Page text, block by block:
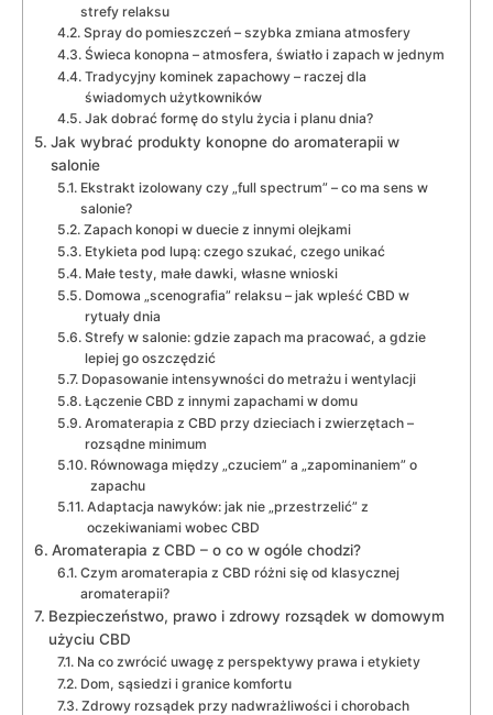
strefy relaksu
Spray do pomieszczeń – szybka zmiana atmosfery
Świeca konopna – atmosfera, światło i zapach w jednym
Tradycyjny kominek zapachowy – raczej dla
świadomych użytkowników
Jak dobrać formę do stylu życia i planu dnia?
Jak wybrać produkty konopne do aromaterapii w
salonie
Ekstrakt izolowany czy „full spectrum” – co ma sens w
salonie?
Zapach konopi w duecie z innymi olejkami
Etykieta pod lupą: czego szukać, czego unikać
Małe testy, małe dawki, własne wnioski
Domowa „scenografia” relaksu – jak wpleść CBD w
rytuały dnia
Strefy w salonie: gdzie zapach ma pracować, a gdzie
lepiej go oszczędzić
Dopasowanie intensywności do metrażu i wentylacji
Łączenie CBD z innymi zapachami w domu
Aromaterapia z CBD przy dzieciach i zwierzętach –
rozsądne minimum
Równowaga między „czuciem” a „zapominaniem” o
zapachu
Adaptacja nawyków: jak nie „przestrzelić” z
oczekiwaniami wobec CBD
Aromaterapia z CBD – o co w ogóle chodzi?
Czym aromaterapia z CBD różni się od klasycznej
aromaterapii?
Bezpieczeństwo, prawo i zdrowy rozsądek w domowym
użyciu CBD
Na co zwrócić uwagę z perspektywy prawa i etykiety
Dom, sąsiedzi i granice komfortu
Zdrowy rozsądek przy nadwrażliwości i chorobach